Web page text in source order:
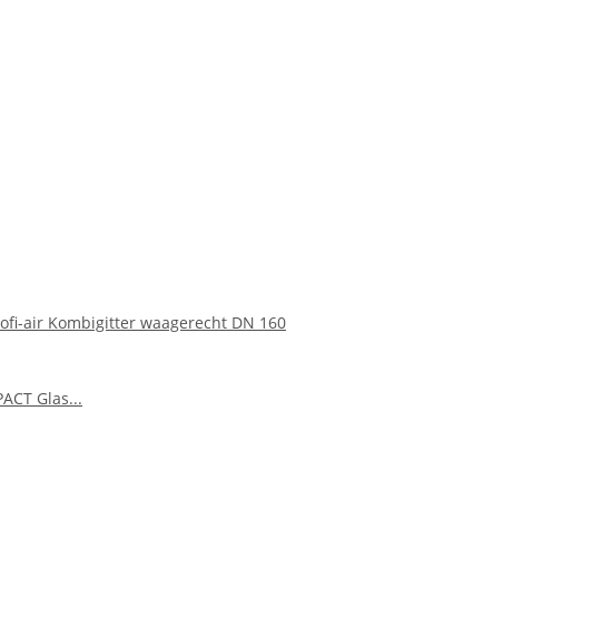
air Kombigitter waagerecht DN 160